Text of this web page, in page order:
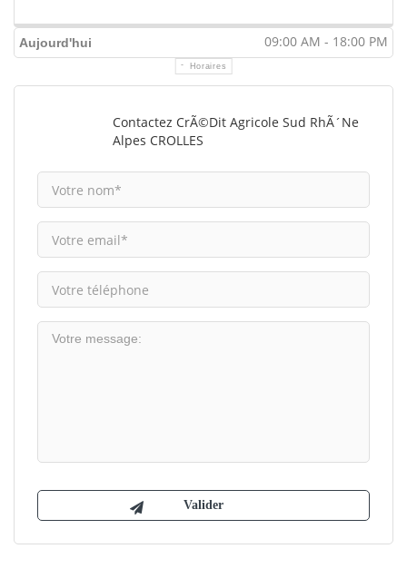
Aujourd'hui 09:00 AM - 18:00 PM
Horaires
Contactez CrÃ©dit Agricole Sud RhÃ´ne
Alpes CROLLES